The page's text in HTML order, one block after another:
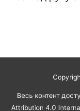
Весь контент
Attribution 4.0